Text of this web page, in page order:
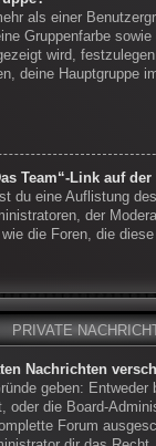
als einer
Gruppenfarbe
wird,
deine Hauptgruppe
Team“-Link auf
du eine Auflistung
der
die Foren, die
PRIVATE
Nachrichten
geben:
oder die Board-
Forum